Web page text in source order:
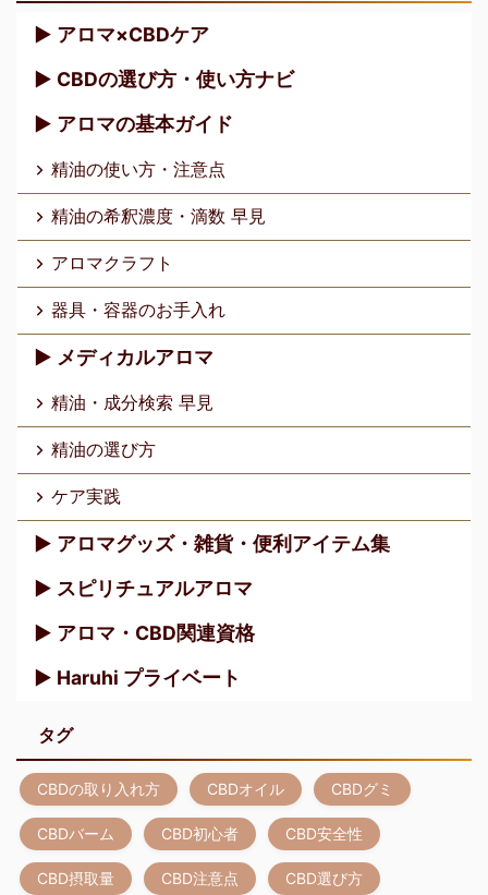
▶︎ アロマ×CBDケア
▶︎ CBDの選び方・使い方ナビ
▶︎ アロマの基本ガイド
精油の使い方・注意点
精油の希釈濃度・滴数 早見
アロマクラフト
器具・容器のお手入れ
▶︎ メディカルアロマ
精油・成分検索 早見
精油の選び方
ケア実践
▶︎ アロマグッズ・雑貨・便利アイテム集
▶︎ スピリチュアルアロマ
▶︎ アロマ・CBD関連資格
▶︎ Haruhi プライベート
タグ
CBDの取り入れ方 CBDオイル CBDグミ
CBDバーム CBD初心者 CBD安全性
CBD摂取量 CBD注意点 CBD選び方